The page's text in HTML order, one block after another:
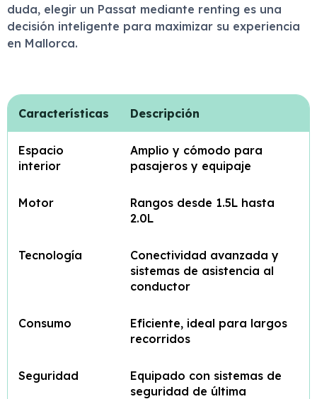
duda, elegir un Passat mediante renting es una
decisión inteligente para maximizar su experiencia
en Mallorca.
Características Descripción
Espacio
interior
Amplio y cómodo para
pasajeros y equipaje
Motor
Rangos desde 1.5L hasta
2.0L
Tecnología
Conectividad avanzada y
sistemas de asistencia al
conductor
Consumo
Eficiente, ideal para largos
recorridos
Seguridad
Equipado con sistemas de
seguridad de última